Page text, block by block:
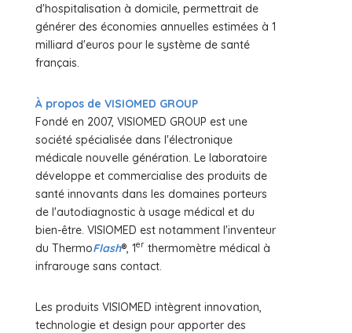
d'hospitalisation à domicile, permettrait de
générer des économies annuelles estimées à 1
milliard d'euros pour le système de santé
français.
À propos de VISIOMED GROUP
Fondé en 2007, VISIOMED GROUP est une
société spécialisée dans l'électronique
médicale nouvelle génération. Le laboratoire
développe et commercialise des produits de
santé innovants dans les domaines porteurs
de l'autodiagnostic à usage médical et du
bien-être. VISIOMED est notamment l'inventeur
du ThermoFlash®, 1erthermomètre médical à
infrarouge sans contact.
Les produits VISIOMED intègrent innovation,
technologie et design pour apporter des